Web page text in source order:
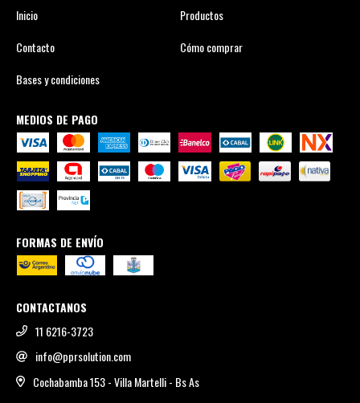
Inicio
Productos
Contacto
Cómo comprar
Bases y condiciones
MEDIOS DE PAGO
FORMAS DE ENVÍO
CONTACTANOS
11 6216-3723
info@pprsolution.com
Cochabamba 153 - Villa Martelli - Bs As